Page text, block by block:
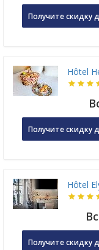
Получите скидку
Hôtel
Получите скидку
Hôtel
Получите скидку